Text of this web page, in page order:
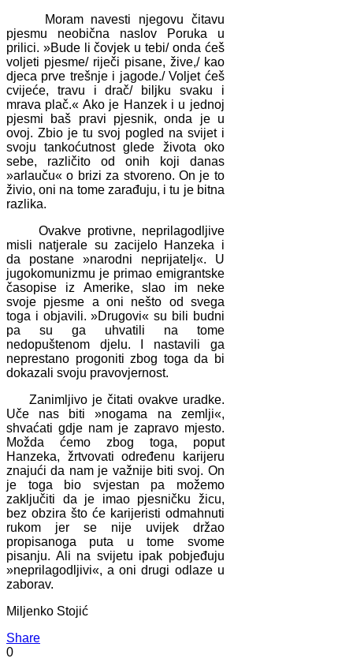
Moram navesti njegovu čitavu
pjesmu neobična naslov Poruka u
prilici. »Bude li čovjek u tebi/ onda ćeš
voljeti pjesme/ riječi pisane, žive,/ kao
djeca prve trešnje i jagode./ Voljet ćeš
cvijeće, travu i drač/ biljku svaku i
mrava plač.« Ako je Hanzek i u jednoj
pjesmi baš pravi pjesnik, onda je u
ovoj. Zbio je tu svoj pogled na svijet i
svoju tankoćutnost glede života oko
sebe, različito od onih koji danas
»arlauču« o brizi za stvoreno. On je to
živio, oni na tome zarađuju, i tu je bitna
razlika.
Ovakve protivne, neprilagodljive
misli natjerale su zacijelo Hanzeka i
da postane »narodni neprijatelj«. U
jugokomunizmu je primao emigrantske
časopise iz Amerike, slao im neke
svoje pjesme a oni nešto od svega
toga i objavili. »Drugovi« su bili budni
pa su ga uhvatili na tome
nedopuštenom djelu. I nastavili ga
neprestano progoniti zbog toga da bi
dokazali svoju pravovjernost.
Zanimljivo je čitati ovakve uradke.
Uče nas biti »nogama na zemlji«,
shvaćati gdje nam je zapravo mjesto.
Možda ćemo zbog toga, poput
Hanzeka, žrtvovati određenu karijeru
znajući da nam je važnije biti svoj. On
je toga bio svjestan pa možemo
zaključiti da je imao pjesničku žicu,
bez obzira što će karijeristi odmahnuti
rukom jer se nije uvijek držao
propisanoga puta u tome svome
pisanju. Ali na svijetu ipak pobjeđuju
»neprilagodljivi«, a oni drugi odlaze u
zaborav.
Miljenko Stojić
Share
0